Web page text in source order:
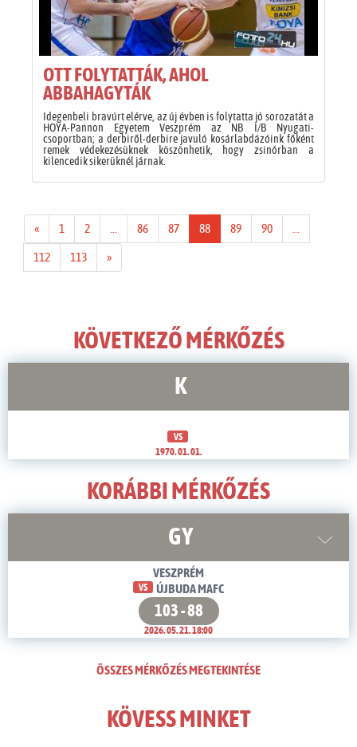
OTT FOLYTATTÁK, AHOL
ABBAHAGYTÁK
Idegenbeli bravúrt elérve, az új évben is folytatta jó sorozatát a
HOYA-Pannon Egyetem Veszprém az NB I/B Nyugati-
csoportban; a derbiről-derbire javuló kosárlabdázóink főként
remek védekezésüknek köszönhetik, hogy zsinórban a
kilencedik sikerüknél járnak.
« 1 2 86 87 88 89 90
112 113 »
KÖVETKEZŐ MÉRKŐZÉS
K
VS
1970. 01. 01.
KORÁBBI MÉRKŐZÉS
GY
VESZPRÉM
VS ÚJBUDA MAFC
103 - 88
2026. 05. 21. 18:00
ÖSSZES MÉRKŐZÉS MEGTEKINTÉSE
KÖVESS MINKET